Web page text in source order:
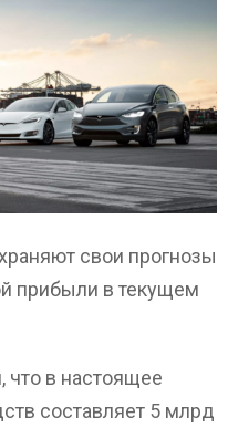
свои прогнозы
прибыли в текущем
что в настоящее
составляет 5 млрд